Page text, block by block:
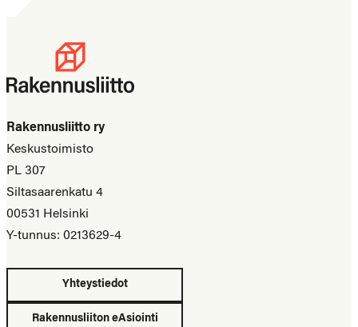
Rakennusliitto ry
Keskustoimisto
PL 307
Siltasaarenkatu 4
00531 Helsinki
Y-tunnus: 0213629-4
Yhteystiedot
Rakennusliiton eAsiointi